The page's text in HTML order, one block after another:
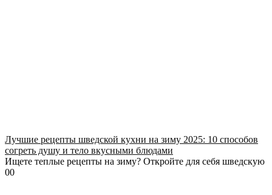
Лучшие рецепты шведской кухни на зиму 2025: 10 способов
согреть душу и тело вкусными блюдами
Ищете теплые рецепты на зиму? Откройте для себя шведскую
00